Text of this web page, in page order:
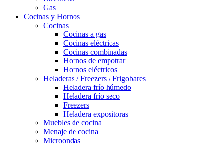
Gas
Cocinas y Hornos
Cocinas
Cocinas a gas
Cocinas eléctricas
Cocinas combinadas
Hornos de empotrar
Hornos eléctricos
Heladeras / Freezers / Frigobares
Heladera frío húmedo
Heladera frío seco
Freezers
Heladera expositoras
Muebles de cocina
Menaje de cocina
Microondas